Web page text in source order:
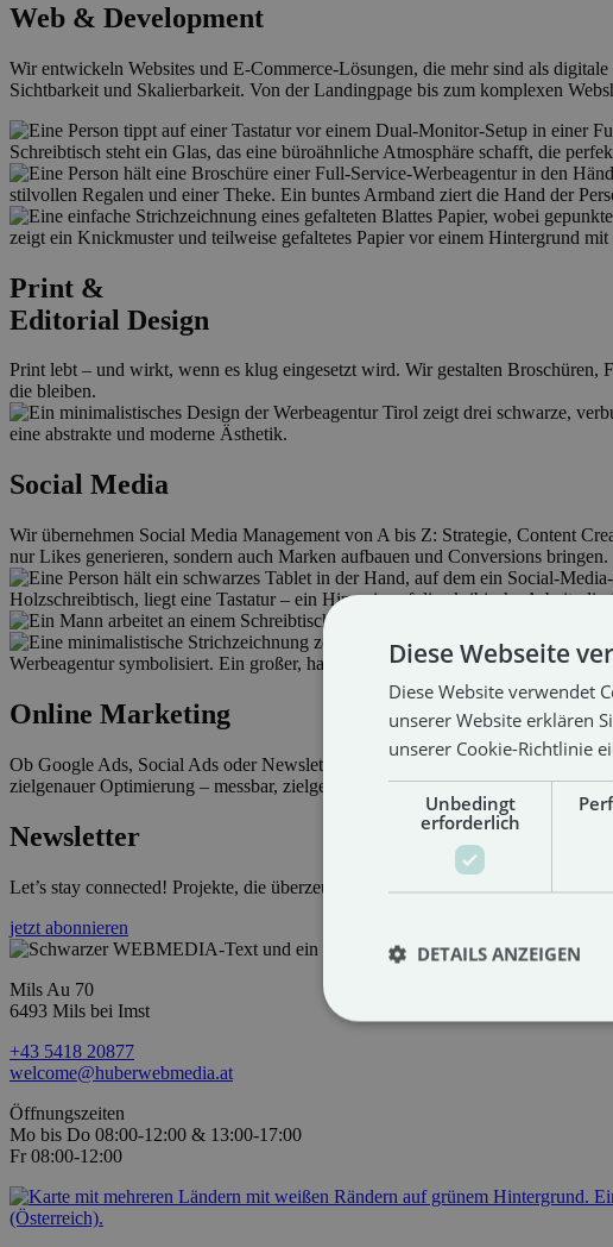
Web & Development
Wir entwickeln Websites und E-Commerce-Lösungen, die mehr sind als
Sichtbarkeit und Skalierbarkeit. Von der Landingpage bis zum komplexen
Print &
Editorial Design
Print lebt – und wirkt, wenn es klug eingesetzt wird. Wir gestalten
die bleiben.
Social Media
Wir übernehmen Social Media Management von A bis Z: Strategie, Content
nur Likes generieren, sondern auch Marken aufbauen und Conversions bringen.
Online Marketing
Ob Google Ads, Social Ads oder Newsletter-Marketing – wir planen, steuern
zielgenauer Optimierung – messbar, zielgerichtet und wirkungsvoll.
Newsletter
Let’s stay connected! Projekte, die überzeugen. Leistungen, die liefern. Und
jetzt abonnieren
Mils Au 70
6493 Mils bei Imst
+43 5418 20877
welcome@huberwebmedia.at
Öffnungszeiten
Mo bis Do 08:00-12:00 & 13:00-17:00
Fr 08:00-12:00
Diese Webseite
Diese Website verwendet
unserer Website erklären
unserer Cookie-Richtlinie
Unbedingt
erforderlich
DETAILS ANZEIGEN